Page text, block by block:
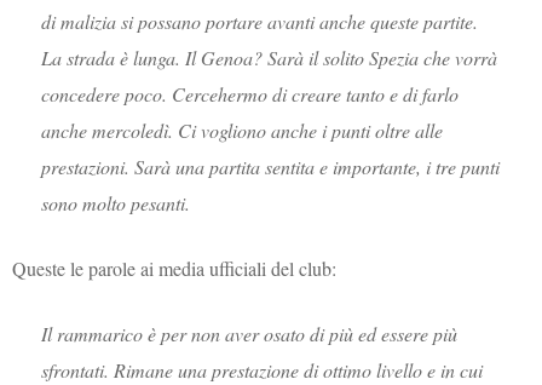
di malizia si possano portare avanti anche queste partite.
La strada è lunga. Il Genoa? Sarà il solito Spezia che vorrà
concedere poco. Cercehermo di creare tanto e di farlo
anche mercoledì. Ci vogliono anche i punti oltre alle
prestazioni. Sarà una partita sentita e importante, i tre punti
sono molto pesanti.
Queste le parole ai media ufficiali del club:
Il rammarico è per non aver osato di più ed essere più
sfrontati. Rimane una prestazione di ottimo livello e in cui